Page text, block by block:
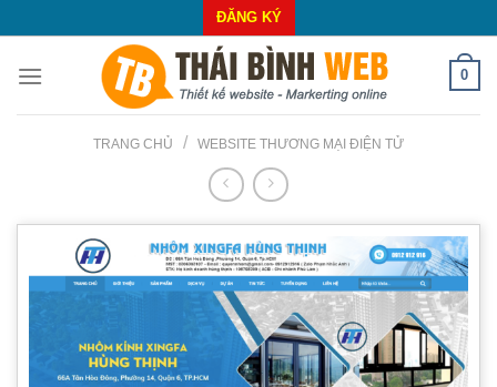
to
content
ĐĂNG KÝ
0
TRANG CHỦ / WEBSITE THƯƠNG MẠI ĐIỆN TỬ